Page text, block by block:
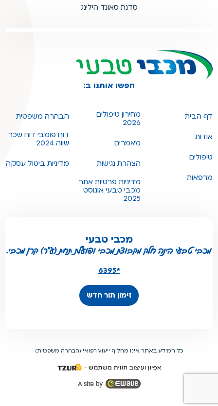
סדנת סאונד הילינג
חפשו אותנו ב:
דף הבית
אודות
טיפולים
מרפאות
מחירון טיפולים
2026
מאמרים
הצהרת נגישות
מדיניות פרטיות אתר
מכבי טבעי אוגוסט
2025
הבהרה משפטית
דוח פומבי דוח שכר
שווה 2024
מדיניות ביטול עסקה
מכבי טבעי
מכבי טבעי הינה חלק מקבוצת מכבי ופועלת תחת (ע"ר) קרן מכבי.
*6395
זימון תור חדש
כל המידע באתר אינו מחליף ייעוץ רפואי (הבהרה משפטית)